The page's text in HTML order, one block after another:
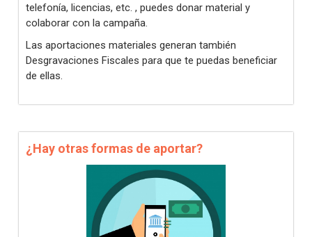
telefonía, licencias, etc. , puedes donar material y
colaborar con la campaña.
Las aportaciones materiales generan también
Desgravaciones Fiscales para que te puedas beneficiar
de ellas.
¿Hay otras formas de aportar?